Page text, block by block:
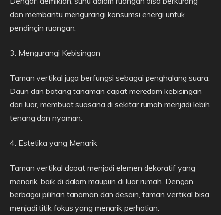
dan membantu mengurangi konsumsi energi untuk
pendingin ruangan.
3. Mengurangi Kebisingan
Taman vertikal juga berfungsi sebagai penghalang suara.
Daun dan batang tanaman dapat meredam kebisingan
dari luar, membuat suasana di sekitar rumah menjadi lebih
tenang dan nyaman.
4. Estetika yang Menarik
Taman vertikal dapat menjadi elemen dekoratif yang
menarik, baik di dalam maupun di luar rumah. Dengan
berbagai pilihan tanaman dan desain, taman vertikal bisa
menjadi titik fokus yang menarik perhatian.